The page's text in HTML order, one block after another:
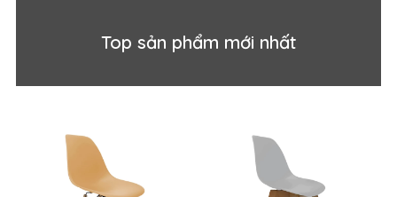
Top sản phẩm mới nhất